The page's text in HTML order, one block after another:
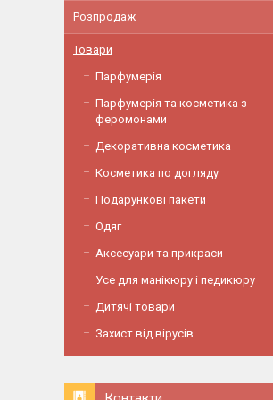
Розпродаж
Товари
Парфумерія
Парфумерія та косметика з
феромонами
Декоративна косметика
Косметика по догляду
Подарункові пакети
Одяг
Аксесуари та прикраси
Усе для манікюру і педикюру
Дитячі товари
Захист від вірусів